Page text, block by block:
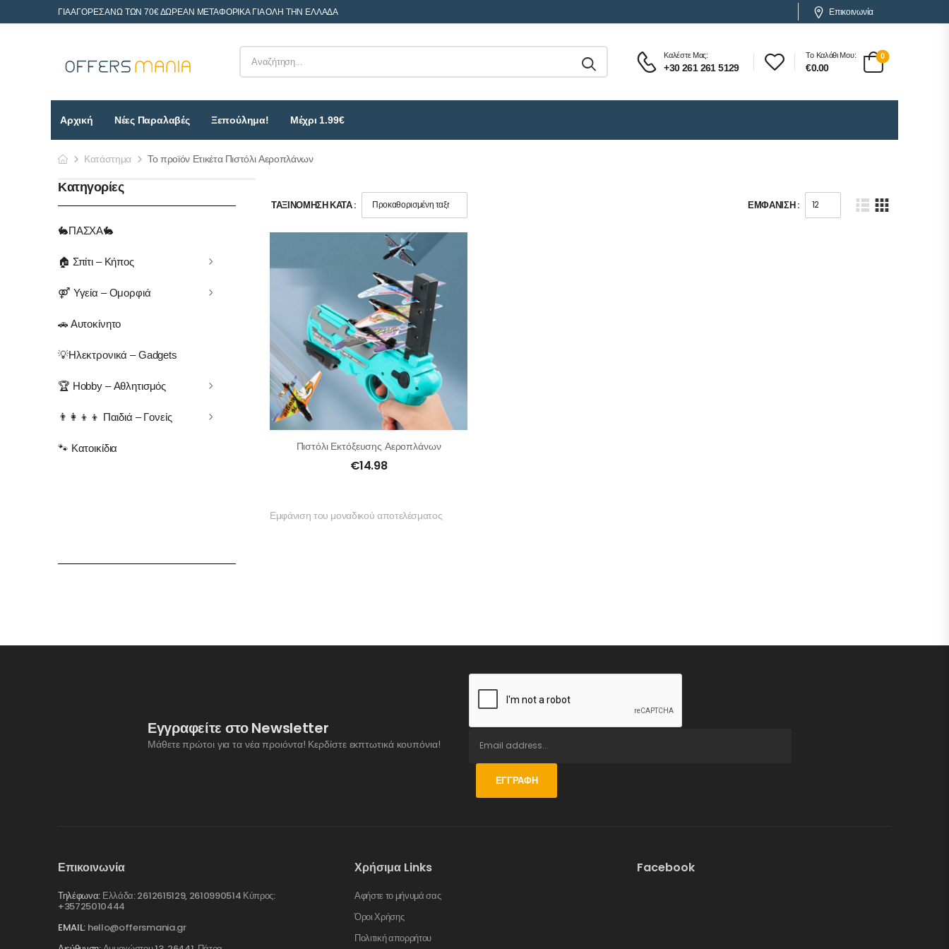
ΓΙΑ ΑΓΟΡΕΣ ΑΝΩ ΤΩΝ 70€ ΔΩΡΕΑΝ ΜΕΤΑΦΟΡΙΚΑ ΓΙΑ ΟΛΗ ΤΗΝ ΕΛΛΑΔΑ Επικοινωνία
Καλέστε Μας:
+30 261 261 5129
Το Καλάθι Μου:
€0.00
0
Αρχική Νέες Παραλαβές Ξεπούλημα! Μέχρι 1.99€
Κατάστημα
Το προϊόν Ετικέτα Πιστόλι Αεροπλάνων
Κατηγορίες
🐇ΠΑΣΧΑ🐇
🏠 Σπίτι – Κήπος
⚤ Υγεία – Ομορφιά
🚗 Αυτοκίνητο
💡Ηλεκτρονικά – Gadgets
🏆 Hobby – Αθλητισμός
👨‍👩‍👦‍👦 Παιδιά – Γονείς
🐾 Κατοικίδια
ΤΑΞΙΝΌΜΗΣΗ ΚΑΤΆ : ΕΜΦΆΝΙΣΗ :
Πιστόλι Εκτόξευσης Αεροπλάνων
€14.98
Εμφάνιση του μοναδικού αποτελέσματος
Εγγραφείτε στο Newsletter
Μάθετε πρώτοι για τα νέα προιόντα! Κερδίστε εκπτωτικά κουπόνια!
ΕΓΓΡΑΦΉ
Επικοινωνία
Τηλέφωνα: Ελλάδα: 2612615129, 2610990514 Κύπρος:
+35725010444
EMAIL: hello@offersmania.gr
Χρήσιμα Links
Αφήστε το μήνυμά σας
Όροι Χρήσης
Πολιτική απορρήτου
Facebook